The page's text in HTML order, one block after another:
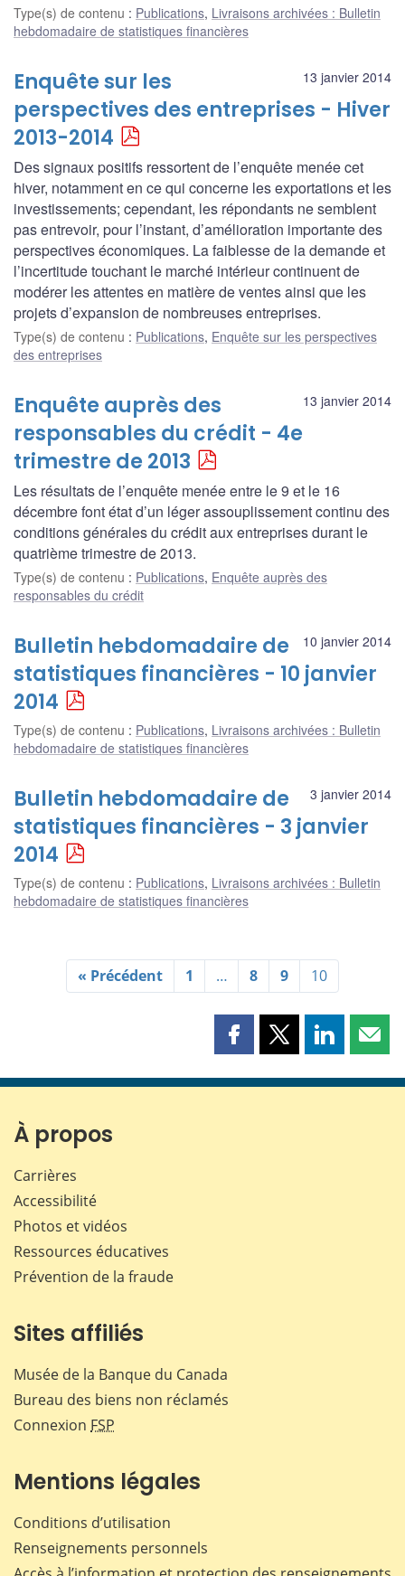
Type(s) de contenu : Publications, Livraisons archivées : Bulletin
hebdomadaire de statistiques financières
13 janvier 2014
Enquête sur les
perspectives des entreprises - Hiver
2013-2014
Des signaux positifs ressortent de l’enquête menée cet
hiver, notamment en ce qui concerne les exportations et les
investissements; cependant, les répondants ne semblent
pas entrevoir, pour l’instant, d’amélioration importante des
perspectives économiques. La faiblesse de la demande et
l’incertitude touchant le marché intérieur continuent de
modérer les attentes en matière de ventes ainsi que les
projets d’expansion de nombreuses entreprises.
Type(s) de contenu : Publications, Enquête sur les perspectives
des entreprises
13 janvier 2014
Enquête auprès des
responsables du crédit - 4e
trimestre de 2013
Les résultats de l’enquête menée entre le 9 et le 16
décembre font état d’un léger assouplissement continu des
conditions générales du crédit aux entreprises durant le
quatrième trimestre de 2013.
Type(s) de contenu : Publications, Enquête auprès des
responsables du crédit
10 janvier 2014
Bulletin hebdomadaire de
statistiques financières - 10 janvier
2014
Type(s) de contenu : Publications, Livraisons archivées : Bulletin
hebdomadaire de statistiques financières
3 janvier 2014
Bulletin hebdomadaire de
statistiques financières - 3 janvier
2014
Type(s) de contenu : Publications, Livraisons archivées : Bulletin
hebdomadaire de statistiques financières
« Précédent 1 … 8 9 10
Partager
page
Partager
page
Partager
page page
À propos
Carrières
Accessibilité
Photos et vidéos
Ressources éducatives
Prévention de la fraude
Sites affiliés
Musée de la Banque du Canada
Bureau des biens non réclamés
Connexion FSP
Mentions légales
Conditions d’utilisation
Renseignements personnels